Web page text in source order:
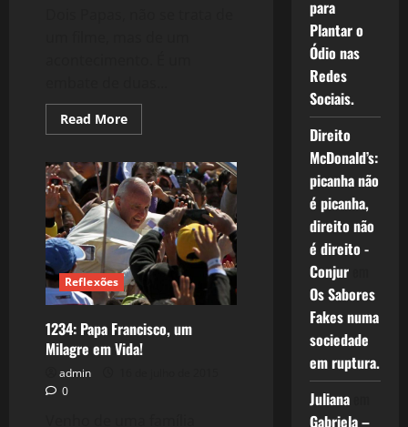
Read MoreRead
more
Dois
Papas
Reflexões
1234: Papa Francisco, um
Milagre em Vida!
admin
0
para
Plantar o
Ódio nas
Redes
Sociais.
Direito
McDonald’s:
picanha não
é picanha,
direito não
é direito -
Conjurem
Os Sabores
Fakes numa
sociedade
em ruptura.
Julianaem
Gabriela –